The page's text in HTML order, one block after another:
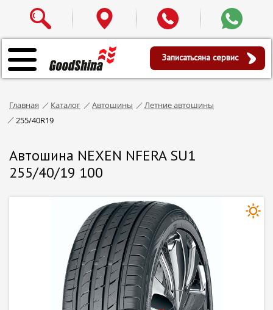
Записатьсяна сервис
Главная Каталог Автошины
Летние автошины
255/40R19
Автошина NEXEN NFERA SU1
255/40/19 100